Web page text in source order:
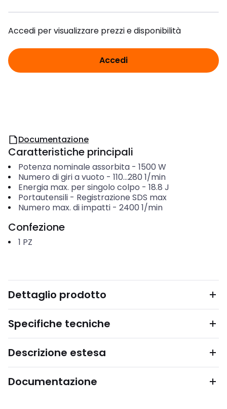
Accedi per visualizzare prezzi e disponibilità
Accedi
Documentazione
Caratteristiche principali
Potenza nominale assorbita- 1500 W
Numero di giri a vuoto - 110...280 1/min
Energia max. per singolo colpo - 18.8 J
Portautensili- Registrazione SDS max
Numero max. di impatti- 2400 1/min
Confezione
1 PZ
Dettaglio prodotto
Specifiche tecniche
Descrizione estesa
Documentazione